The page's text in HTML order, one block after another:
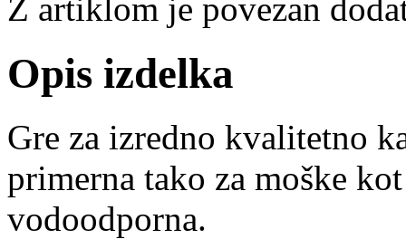
Z artiklom je povezan
Opis izdelka
Gre za izredno kvalitetno
primerna tako za moške
vodoodporna.